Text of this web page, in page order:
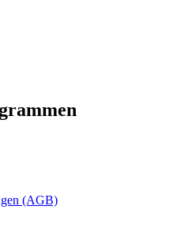
(AGB)